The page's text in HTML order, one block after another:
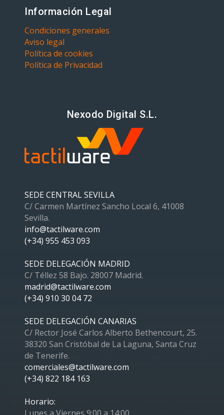
Información Legal
Condiciones generales
Aviso legal
Política de cookies
Política de Privacidad
Nexodo Digital S.L.
SEDE CENTRAL SEVILLA
C/ Carmen Martínez Sancho Local 6, 41008
Sevilla.
info@tactilware.com
(+34) 955 453 093
SEDE DELEGACIÓN MADRID
C/ Téllez 58 Bajo. 28007 Madrid.
madrid@tactilware.com
(+34) 910 30 04 72
SEDE DELEGACIÓN CANARIAS
C/ Rector José Carlos Alberto Bethencourt, 25.
38320 San Cristóbal de La Laguna, Santa Cruz
de Tenerife.
comerciales@tactilware.com
(+34) 822 184 163
Horario: